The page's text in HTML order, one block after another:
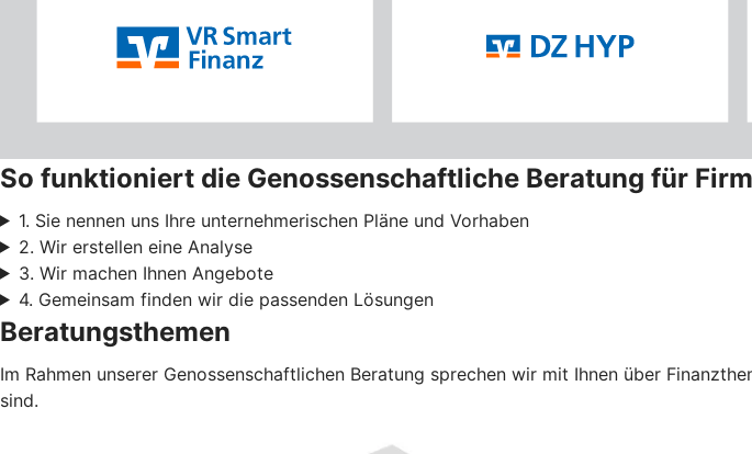
So funktioniert die Genossenschaftliche Beratung für
1. Sie nennen uns Ihre unternehmerischen Pläne und Vorhaben
2. Wir erstellen eine Analyse
3. Wir machen Ihnen Angebote
4. Gemeinsam finden wir die passenden Lösungen
Beratungsthemen
Im Rahmen unserer Genossenschaftlichen Beratung sprechen wir mit Ihnen über
sind.